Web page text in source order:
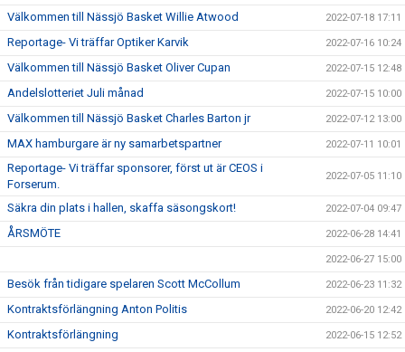
Välkommen till Nässjö Basket Willie Atwood 2022-07-18 17:11
Reportage- Vi träffar Optiker Karvik 2022-07-16 10:24
Välkommen till Nässjö Basket Oliver Cupan 2022-07-15 12:48
Andelslotteriet Juli månad 2022-07-15 10:00
Välkommen till Nässjö Basket Charles Barton jr 2022-07-12 13:00
MAX hamburgare är ny samarbetspartner 2022-07-11 10:01
Reportage- Vi träffar sponsorer, först ut är CEOS i
Forserum.
2022-07-05 11:10
Säkra din plats i hallen, skaffa säsongskort! 2022-07-04 09:47
ÅRSMÖTE 2022-06-28 14:41
2022-06-27 15:00
Besök från tidigare spelaren Scott McCollum 2022-06-23 11:32
Kontraktsförlängning Anton Politis 2022-06-20 12:42
Kontraktsförlängning 2022-06-15 12:52